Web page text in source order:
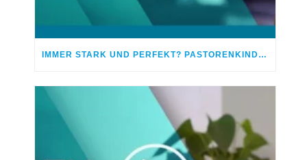
IMMER STARK UND PERFEKT? PASTORENKINDER UNTER DRUCK